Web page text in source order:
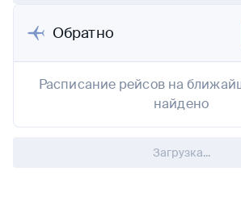
Обратно
Расписание рейсов на
найдено
Загрузка...